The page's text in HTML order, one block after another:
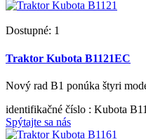
Dostupné: 1
Traktor Kubota B1121EC
Nový rad B1 ponúka štyri
identifikačné číslo : Kubota
Spýtajte sa nás